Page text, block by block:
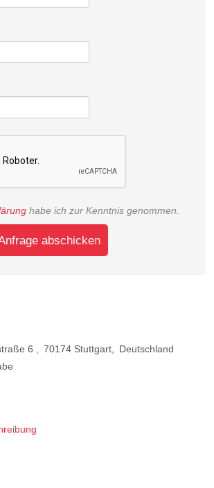
habe ich zur Kenntnis genommen.
abschicken
6 70174 Stuttgart
Deutschland